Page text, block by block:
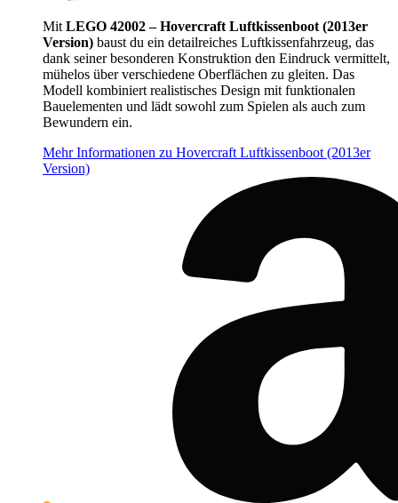
Mit LEGO 42002 – Hovercraft Luftkissenboot (2013er
Version) baust du ein detailreiches Luftkissenfahrzeug, das
dank seiner besonderen Konstruktion den Eindruck vermittelt,
mühelos über verschiedene Oberflächen zu gleiten. Das
Modell kombiniert realistisches Design mit funktionalen
Bauelementen und lädt sowohl zum Spielen als auch zum
Bewundern ein.
Mehr Informationen zu Hovercraft Luftkissenboot (2013er
Version)